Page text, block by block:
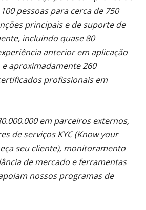
pessoas para cerca de 750
principais e de suporte de
incluindo quase 80
anterior em aplicação
aproximadamente 260
profissionais em
em parceiros externos,
de serviços KYC (Know your
seu cliente), monitoramento
de mercado e ferramentas
nossos programas de